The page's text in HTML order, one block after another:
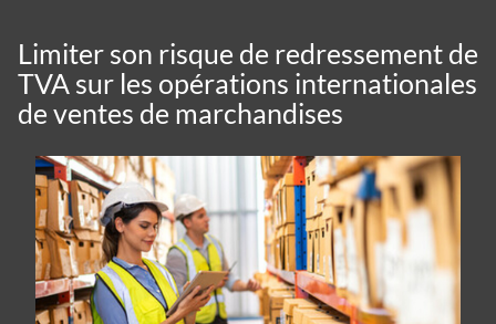
Limiter son risque de redressement de
TVA sur les opérations internationales
de ventes de marchandises